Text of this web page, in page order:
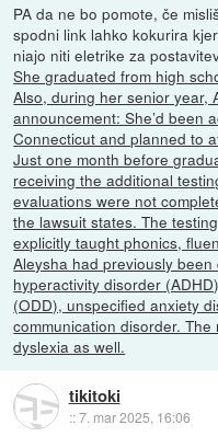
PA da ne bo pomote, če
spodni link lahko kokurira
niajo niti eletrike za
She graduated from high
Also, during her senior year,
announcement: She’d been
Connecticut and planned to
Just one month before
receiving the additional
evaluations were not
the lawsuit states. The
explicitly taught phonics,
Aleysha had previously
hyperactivity disorder
(ODD), unspecified anxiety
communication disorder.
dyslexia as well.
tikitoki
::7. mar 2025, 16:06